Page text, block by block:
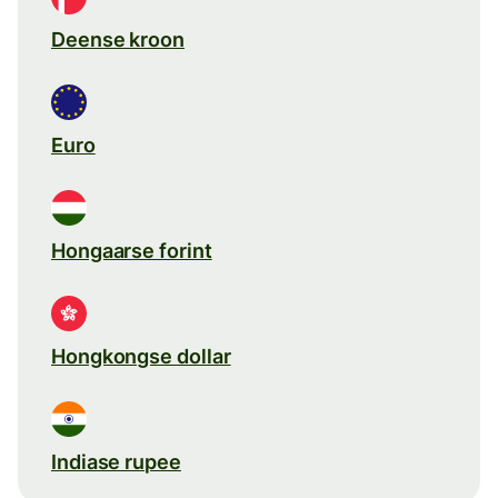
Deense kroon
Euro
Hongaarse forint
Hongkongse dollar
Indiase rupee